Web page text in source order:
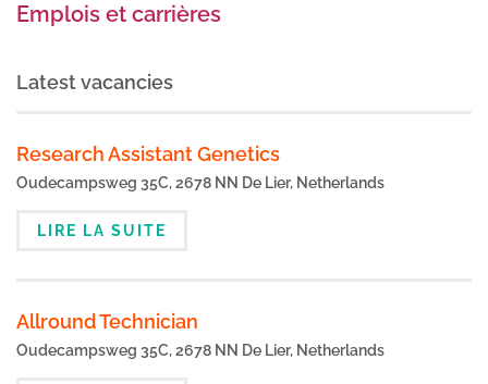
Emplois et carrières
Latest vacancies
Research Assistant Genetics
Oudecampsweg 35C, 2678 NN De Lier, Netherlands
LIRE LA SUITE
Allround Technician
Oudecampsweg 35C, 2678 NN De Lier, Netherlands